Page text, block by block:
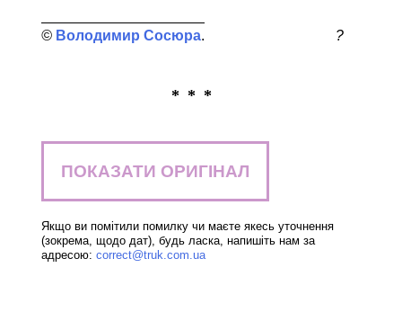
Володимир Сосюра ?
* * *
ПОКАЗАТИ ОРИГІНАЛ
Якщо ви помітили помилку чи маєте якесь уточнення
(зокрема, щодо дат), будь ласка, напишіть нам за
адресою: correct@truk.com.ua